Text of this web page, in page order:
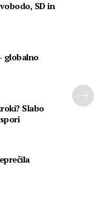
SD in
globalno
Slabo